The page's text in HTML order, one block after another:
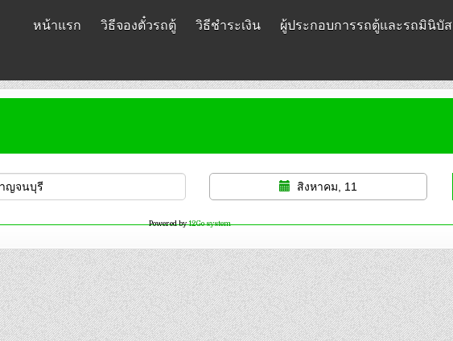
หน้าแรก วิธีจองตั๋วรถตู้ วิธีชำระเงิน ผู้ประกอบการรถตู้และรถมินิบัส
สิงหาคม, 11
Powered by12Go system